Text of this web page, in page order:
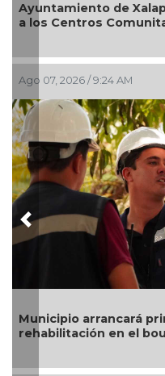
Reabrirá
Zona Centro
Ago 04, 2026 / 4:41 PM
Invita Ayuntamiento
Artes “Escena Viva”
Previous